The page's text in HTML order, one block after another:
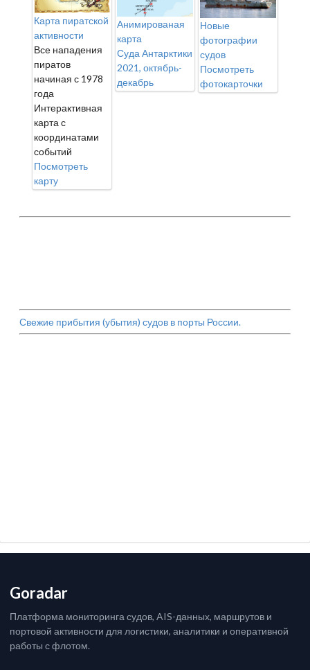
Карта пиратской
активности
Все нападения
пиратов
начиная с 1978
года
Интерактивная
карта с
координатами
событий
Посмотреть
карту
Анимированая
карта
Суда Антарктики
2021, октябрь-
декабрь
Новые
фотографии
судов
Посмотреть
фотокарточки
Свежие прибытия (убытия) судов в порты России.
Goradar
Платформа мониторинга судов, AIS-данных, маршрутов и
портовой активности для логистики, аналитики и оперативной
работы с флотом.